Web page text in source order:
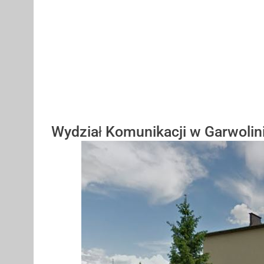
Wydział Komunikacji w